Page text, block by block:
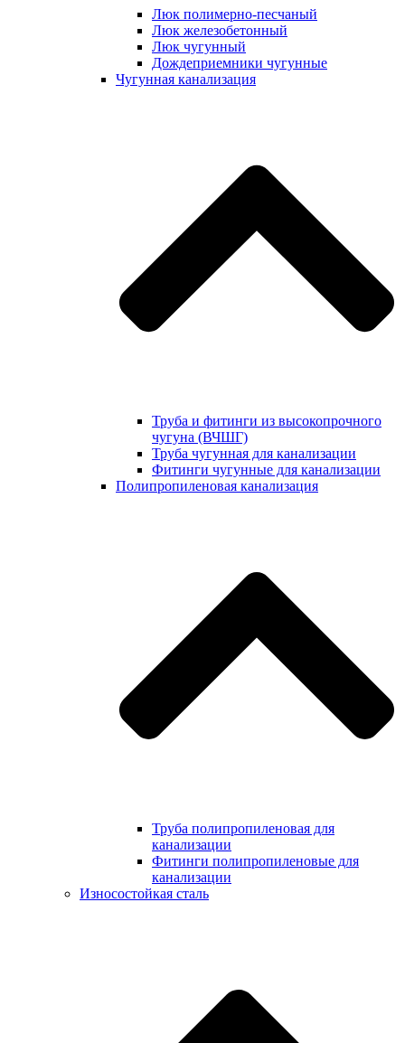
Люк полимерно-песчаный
Люк железобетонный
Люк чугунный
Дождеприемники чугунные
Чугунная канализация
Труба и фитинги из высокопрочного
чугуна (ВЧШГ)
Труба чугунная для канализации
Фитинги чугунные для канализации
Полипропиленовая канализация
Труба полипропиленовая для
канализации
Фитинги полипропиленовые для
канализации
Износостойкая сталь